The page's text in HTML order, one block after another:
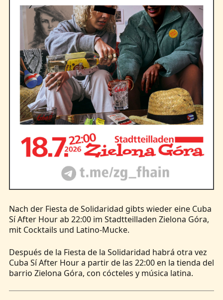
Kontakt
Nach der Fiesta de Solidaridad gibts wieder eine Cuba
Sí After Hour ab 22:00 im Stadtteilladen Zielona Góra,
mit Cocktails und Latino-Mucke.
Después de la Fiesta de la Solidaridad habrá otra vez
Cuba Sí After Hour a partir de las 22:00 en la tienda del
barrio Zielona Góra, con cócteles y música latina.